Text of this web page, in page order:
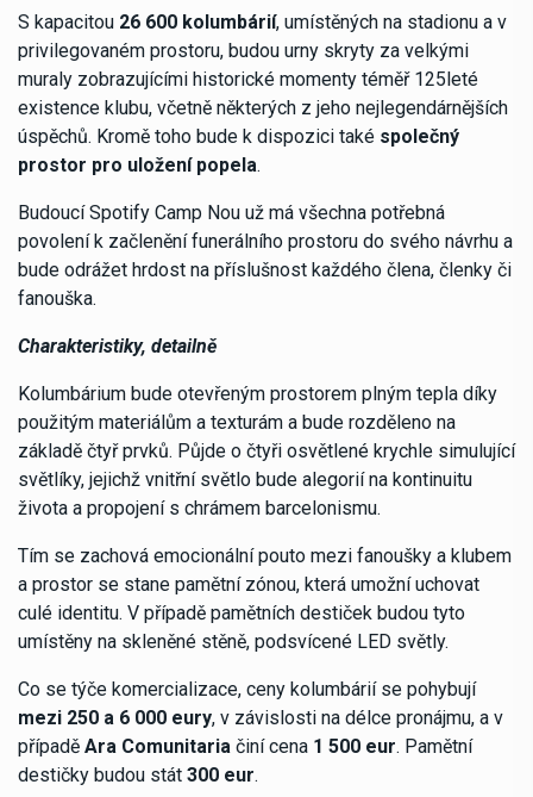
S kapacitou 26 600 kolumbárií, umístěných na stadionu a v
privilegovaném prostoru, budou urny skryty za velkými
muraly zobrazujícími historické momenty téměř 125leté
existence klubu, včetně některých z jeho nejlegendárnějších
úspěchů. Kromě toho bude k dispozici také společný
prostor pro uložení popela.
Budoucí Spotify Camp Nou už má všechna potřebná
povolení k začlenění funerálního prostoru do svého návrhu a
bude odrážet hrdost na příslušnost každého člena, členky či
fanouška.
Charakteristiky, detailně
Kolumbárium bude otevřeným prostorem plným tepla díky
použitým materiálům a texturám a bude rozděleno na
základě čtyř prvků. Půjde o čtyři osvětlené krychle simulující
světlíky, jejichž vnitřní světlo bude alegorií na kontinuitu
života a propojení s chrámem barcelonismu.
Tím se zachová emocionální pouto mezi fanoušky a klubem
a prostor se stane pamětní zónou, která umožní uchovat
culé identitu. V případě pamětních destiček budou tyto
umístěny na skleněné stěně, podsvícené LED světly.
Co se týče komercializace, ceny kolumbárií se pohybují
mezi 250 a 6 000 eury, v závislosti na délce pronájmu, a v
případě Ara Comunitaria činí cena 1 500 eur. Pamětní
destičky budou stát 300 eur.